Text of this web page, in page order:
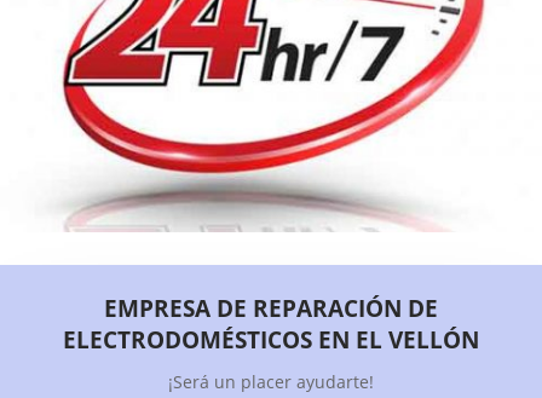
EMPRESA DE REPARACIÓN DE
ELECTRODOMÉSTICOS EN EL VELLÓN
¡Será un placer ayudarte!